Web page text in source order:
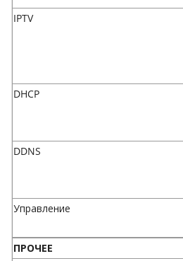
IPTV
DHCP
DDNS
Управление
ПРОЧЕЕ